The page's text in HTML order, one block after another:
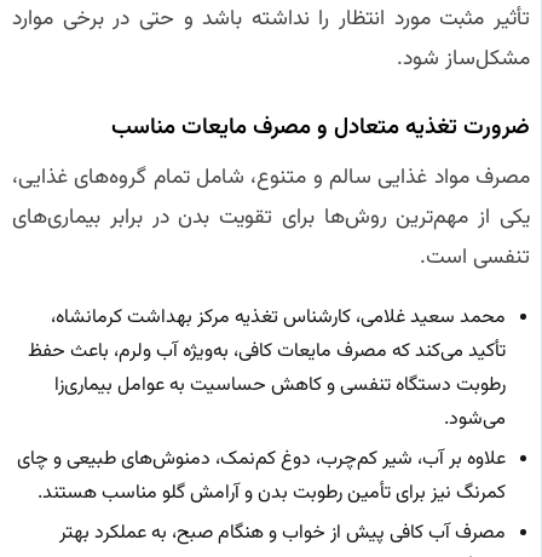
تأثیر مثبت مورد انتظار را نداشته باشد و حتی در برخی موارد
مشکل‌ساز شود.
ضرورت تغذیه متعادل و مصرف مایعات مناسب
مصرف مواد غذایی سالم و متنوع، شامل تمام گروه‌های غذایی،
یکی از مهم‌ترین روش‌ها برای تقویت بدن در برابر بیماری‌های
تنفسی است.
محمد سعید غلامی، کارشناس تغذیه مرکز بهداشت کرمانشاه،
تأکید می‌کند که مصرف مایعات کافی، به‌ویژه آب ولرم، باعث حفظ
رطوبت دستگاه تنفسی و کاهش حساسیت به عوامل بیماری‌زا
می‌شود.
علاوه بر آب، شیر کم‌چرب، دوغ کم‌نمک، دمنوش‌های طبیعی و چای
کمرنگ نیز برای تأمین رطوبت بدن و آرامش گلو مناسب هستند.
مصرف آب کافی پیش از خواب و هنگام صبح، به عملکرد بهتر